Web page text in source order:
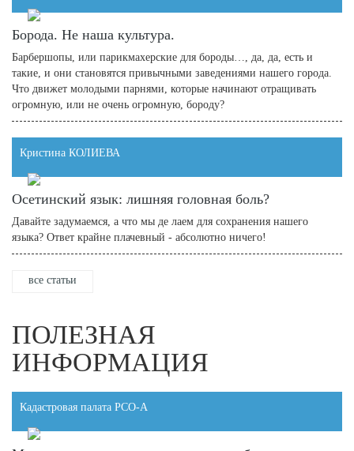
Борода. Не наша культура.
Барбершопы, или парикмахерские для бороды…, да, да, есть и
такие, и они становятся привычными заведениями нашего города.
Что движет молодыми парнями, которые начинают отращивать
огромную, или не очень огромную, бороду?
Кристина КОЛИЕВА
Осетинский язык: лишняя головная боль?
Давайте задумаемся, а что мы де лаем для сохранения нашего
языка? Ответ крайне плачевный - абсолютно ничего!
все статьи
ПОЛЕЗНАЯ
ИНФОРМАЦИЯ
Кадастровая палата РСО-А